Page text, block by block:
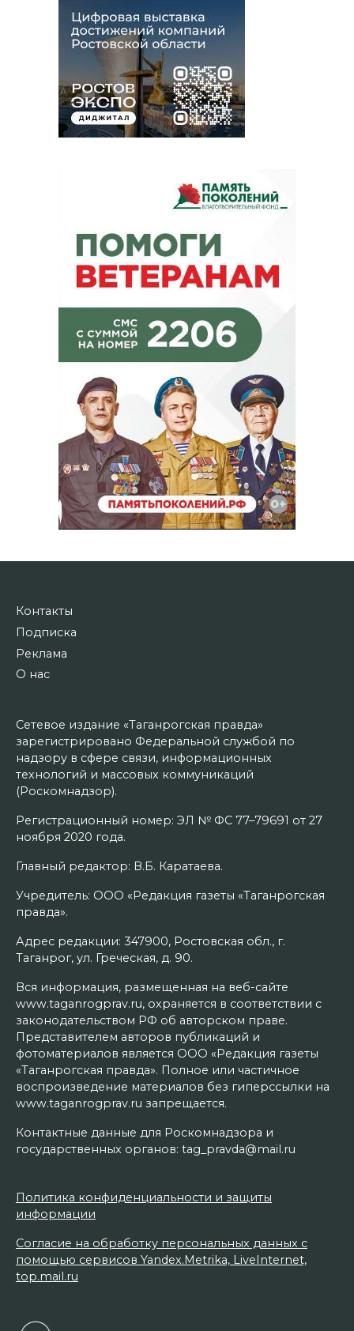
Контакты
Подписка
Реклама
О нас
Сетевое издание «Таганрогская правда»
зарегистрировано Федеральной службой по
надзору в сфере связи, информационных
технологий и массовых коммуникаций
(Роскомнадзор).
Регистрационный номер: ЭЛ № ФС 77–79691 от 27
ноября 2020 года.
Главный редактор: В.Б. Каратаева.
Учредитель: ООО «Редакция газеты «Таганрогская
правда».
Адрес редакции: 347900, Ростовская обл., г.
Таганрог, ул. Греческая, д. 90.
Вся информация, размещенная на веб-сайте
www.taganrogprav.ru, охраняется в соответствии с
законодательством РФ об авторском праве.
Представителем авторов публикаций и
фотоматериалов является ООО «Редакция газеты
«Таганрогская правда». Полное или частичное
воспроизведение материалов без гиперссылки на
www.taganrogprav.ru запрещается.
Контактные данные для Роскомнадзора и
государственных органов: tag_pravda@mail.ru
Политика конфиденциальности и защиты
информации
Согласие на обработку персональных данных с
помощью сервисов Yandex.Metrika, LiveInternet,
top.mail.ru